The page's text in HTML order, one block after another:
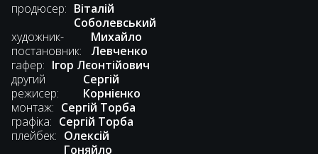
продюсер: Віталій
Соболевський
художник-
постановник:
Михайло
Левченко
гафер: Ігор Лєонтійович
другий
режисер:
Сергій
Корнієнко
монтаж: Сергій Торба
графіка: Сергій Торба
плейбек: Олексій
Гоняйло